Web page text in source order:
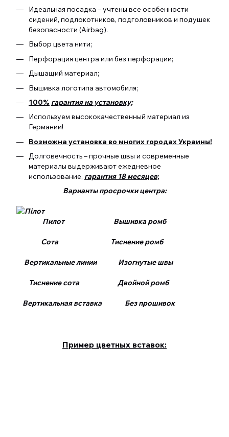
Идеальная посадка – учтены все особенности
сидений, подлокотников, подголовников и подушек
безопасности (Airbag).
Выбор цвета нити;
Перфорация центра или без перфорации;
Дышащий материал;
Вышивка логотипа автомобиля;
100% гарантия на установку;
Используем высококачественный материал из
Германии!
Возможна установка во многих городах Украины!
Долговечность – прочные швы и современные
материалы выдерживают ежедневное
использование, гарантия 18 месяцев;
Варианты просрочки центра:
Пилот Вышивка ромб
Сота Тиснение ромб
Вертикальные линии Изогнутые швы
Тиснение сота Двойной ромб
Вертикальная вставка Без прошивок
Пример цветных вставок: